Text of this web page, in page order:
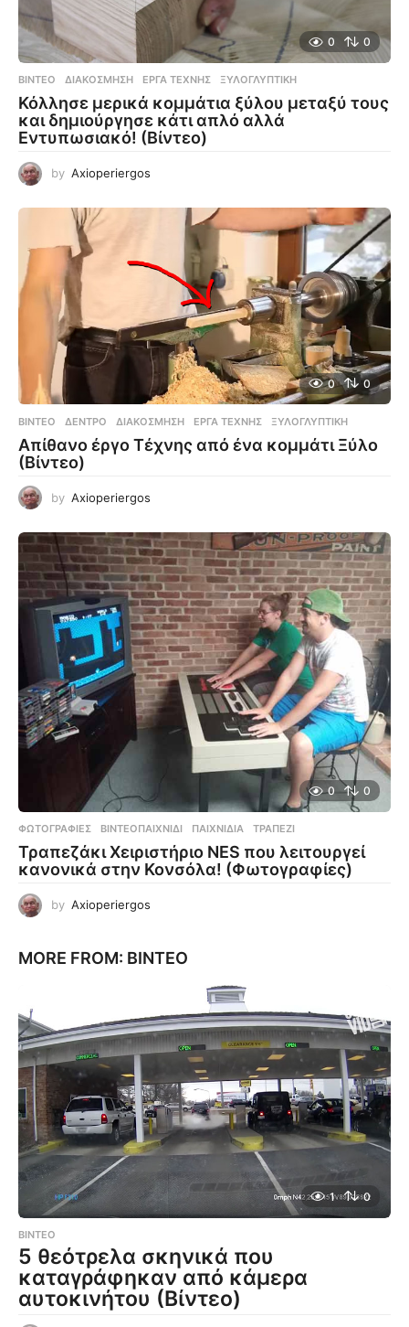
0 0
ΒΊΝΤΕΟ ΔΙΑΚΌΣΜΗΣΗ ,ΈΡΓΑ ΤΈΧΝΗΣ ,ΞΥΛΟΓΛΥΠΤΙΚΉ
Κόλλησε μερικά κομμάτια ξύλου μεταξύ τους
και δημιούργησε κάτι απλό αλλά
Εντυπωσιακό! (Βίντεο)
by Axioperiergos
0 0
ΒΊΝΤΕΟ ΔΈΝΤΡΟ ,ΔΙΑΚΌΣΜΗΣΗ ,ΈΡΓΑ ΤΈΧΝΗΣ ,ΞΥΛΟΓΛΥΠΤΙΚΉ
Απίθανο έργο Τέχνης από ένα κομμάτι Ξύλο
(Βίντεο)
by Axioperiergos
0 0
ΦΩΤΟΓΡΑΦΊΕΣ ΒΙΝΤΕΟΠΑΙΧΝΊΔΙ ,ΠΑΙΧΝΊΔΙΑ ,ΤΡΑΠΈΖΙ
Τραπεζάκι Χειριστήριο NES που λειτουργεί
κανονικά στην Κονσόλα! (Φωτογραφίες)
by Axioperiergos
MORE FROM: ΒΊΝΤΕΟ
1 0
ΒΊΝΤΕΟ
5 θεότρελα σκηνικά που
καταγράφηκαν από κάμερα
αυτοκινήτου (Βίντεο)